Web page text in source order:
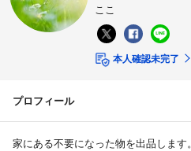
ここ
本人確認未完了
プロフィール
家にある不要になった物を出品します。